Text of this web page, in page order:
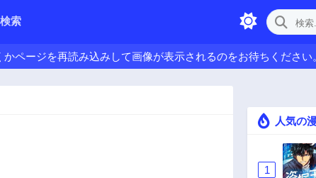
索
ページを再読み込みして画像が表示されるのをお待ちください。
人気の
1